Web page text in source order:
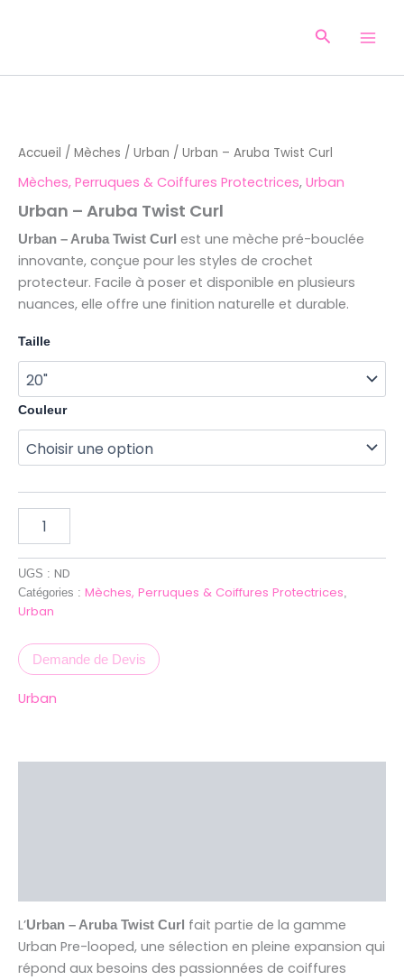
Accueil / Mèches / Urban / Urban – Aruba Twist Curl
Mèches, Perruques & Coiffures Protectrices, Urban
Urban – Aruba Twist Curl
Urban – Aruba Twist Curl est une mèche pré-bouclée
innovante, conçue pour les styles de crochet
protecteur. Facile à poser et disponible en plusieurs
nuances, elle offre une finition naturelle et durable.
Taille
Couleur
-
Aruba
Curl
UGS : ND
Catégories : Mèches, Perruques & Coiffures Protectrices,
Urban
Demande de Devis
Urban
L’Urban – Aruba Twist Curl fait partie de la gamme
Urban Pre-looped, une sélection en pleine expansion qui
répond aux besoins des passionnées de coiffures